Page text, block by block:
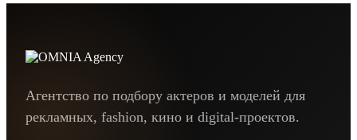
Агентство по подбору актеров и моделей для
рекламных, fashion, кино и digital-проектов.